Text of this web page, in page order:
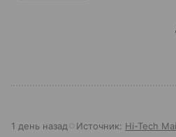
1 день назад Источник: Hi-Tech